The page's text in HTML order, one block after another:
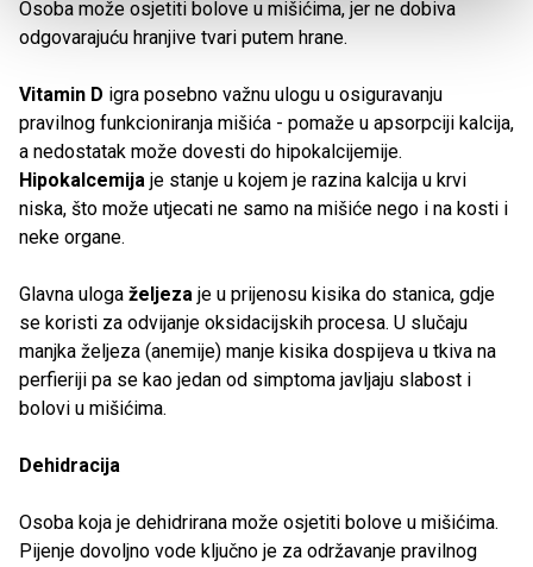
Osoba može osjetiti bolove u mišićima, jer ne dobiva
odgovarajuću hranjive tvari putem hrane.
Vitamin D igra posebno važnu ulogu u osiguravanju
pravilnog funkcioniranja mišića - pomaže u apsorpciji kalcija,
a nedostatak može dovesti do hipokalcijemije.
Hipokalcemija je stanje u kojem je razina kalcija u krvi
niska, što može utjecati ne samo na mišiće nego i na kosti i
neke organe.
Glavna uloga željeza je u prijenosu kisika do stanica, gdje
se koristi za odvijanje oksidacijskih procesa. U slučaju
manjka željeza (anemije) manje kisika dospijeva u tkiva na
perfieriji pa se kao jedan od simptoma javljaju slabost i
bolovi u mišićima.
Dehidracija
Osoba koja je dehidrirana može osjetiti bolove u mišićima.
Pijenje dovoljno vode ključno je za održavanje pravilnog